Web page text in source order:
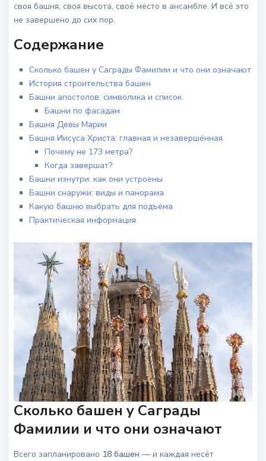
своя башня, своя высота, своё место в ансамбле. И всё это
не завершено до сих пор.
Содержание
Сколько башен у Саграды Фамилии и что они означают
История строительства башен
Башни апостолов: символика и список
Башни по фасадам
Башня Девы Марии
Башня Иисуса Христа: главная и незавершённая
Почему не 173 метра?
Когда завершат?
Башни изнутри: как они устроены
Башни снаружи: виды и панорама
Какую башню выбрать для подъёма
Практическая информация
Сколько башен у Саграды
Фамилии и что они означают
Всего запланировано 18 башен — и каждая несёт